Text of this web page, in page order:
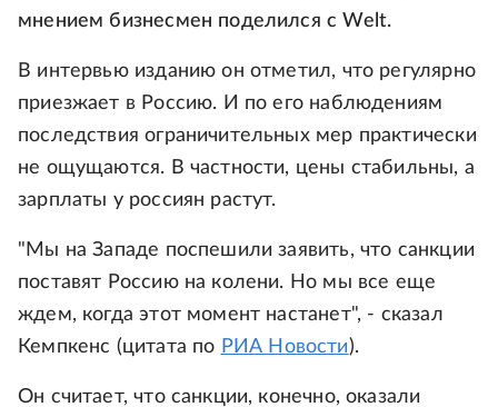
мнением бизнесмен поделился с Welt.
В интервью изданию он отметил, что регулярно
приезжает в Россию. И по его наблюдениям
последствия ограничительных мер практически
не ощущаются. В частности, цены стабильны, а
зарплаты у россиян растут.
"Мы на Западе поспешили заявить, что санкции
поставят Россию на колени. Но мы все еще
ждем, когда этот момент настанет", - сказал
Кемпкенс (цитата по РИА Новости).
Он считает, что санкции, конечно, оказали